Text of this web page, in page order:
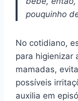
pouquinho
No cotidiano,
para higienizar
mamadas,
possíveis
auxilia em